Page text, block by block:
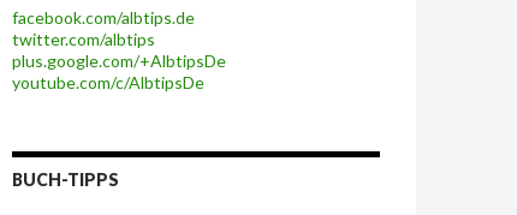
facebook.com/albtips.de
twitter.com/albtips
plus.google.com/+AlbtipsDe
youtube.com/c/AlbtipsDe
BUCH-TIPPS